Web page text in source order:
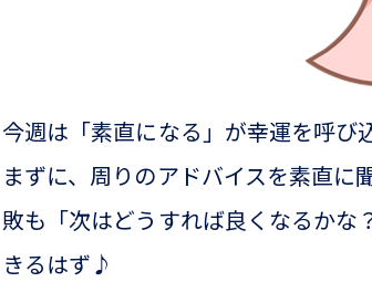
今週は「素直になる」が幸運を呼び
まずに、周りのアドバイスを素直
敗も「次はどうすれば良くなるかな
きるはず♪